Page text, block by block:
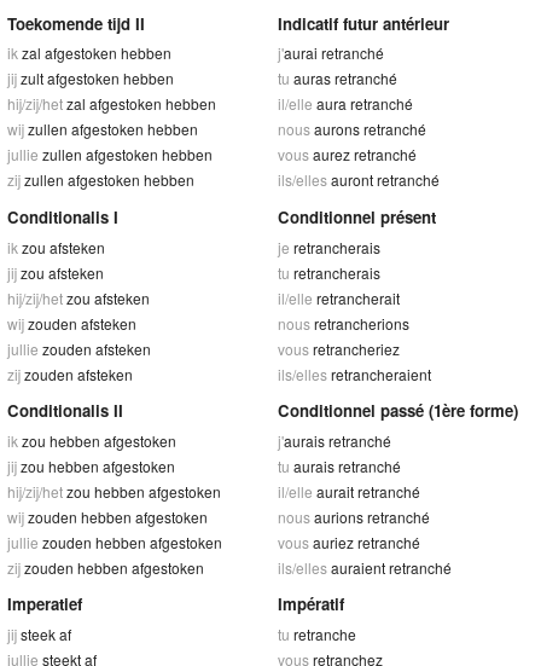
Toekomende tijd II
ik zal afgestoken hebben
jijzult afgestoken hebben
hij/zij/hetzal afgestoken hebben
wijzullen afgestoken hebben
jullie zullen afgestoken hebben
zijzullen afgestoken hebben
Indicatif futur antérieur
j'aurai retranché
tu auras retranché
il/elle aura retranché
nousaurons retranché
vousaurez retranché
ils/ellesauront retranché
Conditionalis I
ik zou afsteken
jijzou afsteken
hij/zij/hetzou afsteken
wijzouden afsteken
jullie zouden afsteken
zijzouden afsteken
Conditionnel présent
je retrancherais
tu retrancherais
il/elle retrancherait
nousretrancherions
vousretrancheriez
ils/ellesretrancheraient
Conditionalis II
ik zou hebben afgestoken
jijzou hebben afgestoken
hij/zij/hetzou hebben afgestoken
wijzouden hebben afgestoken
jullie zouden hebben afgestoken
zijzouden hebben afgestoken
Conditionnel passé (1ère forme)
j'aurais retranché
tu aurais retranché
il/elle aurait retranché
nousaurions retranché
vousauriez retranché
ils/ellesauraient retranché
Imperatief
jijsteek af
jullie steekt af
Impératif
tu retranche
vousretranchez